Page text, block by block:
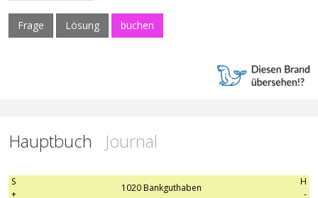
Frage Lösung buchen
Hauptbuch Journal
S
+
1020 Bankguthaben
H
-